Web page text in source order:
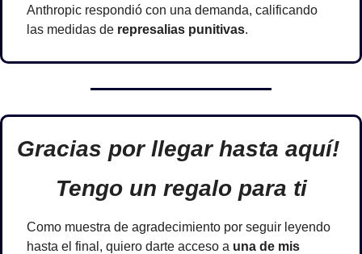
Anthropic respondió con una demanda, calificando
las medidas de represalias punitivas.
Gracias por llegar hasta aquí!
Tengo un regalo para ti
Como muestra de agradecimiento por seguir leyendo
hasta el final, quiero darte acceso a una de mis